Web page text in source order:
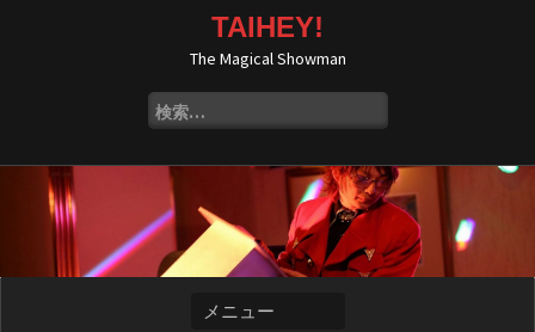
TAIHEY!
The Magical Showman
検
索: